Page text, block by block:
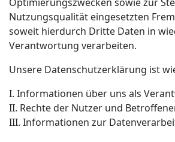
Nutzungsqualität eingesetzten
soweit hierdurch Dritte Daten in
Verantwortung verarbeiten.
Unsere Datenschutzerklärung ist
I. Informationen über uns als
II. Rechte der Nutzer und
III. Informationen zur